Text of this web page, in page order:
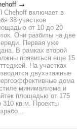
Chehoff включает в
38 участков
от 10 до 20
Они разбиты на две
Первая уже
В рамках второй
появиться еще 15
На участках
двухэтажные
дома
минимализма и
площадью от 175
310 кв.м. Проекты